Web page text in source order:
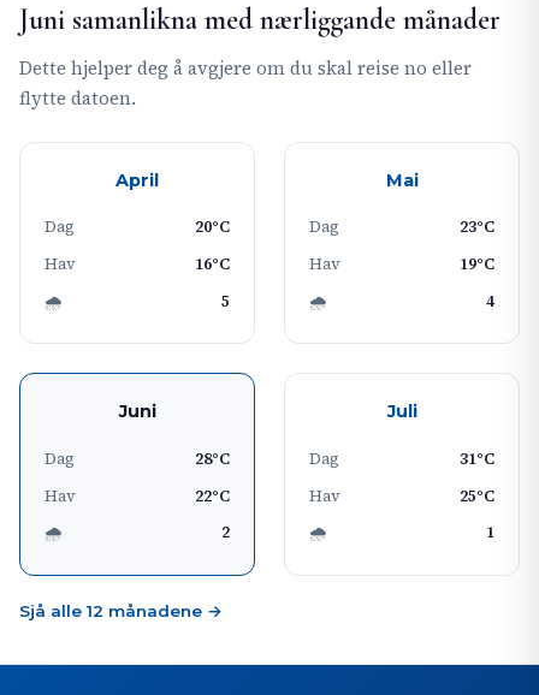
Juni samanlikna med nærliggande månader
Dette hjelper deg å avgjere om du skal reise no eller
flytte datoen.
April
Dag
20°C
Hav
16°C
🌧
5
Mai
Dag
23°C
Hav
19°C
🌧
4
Juni
Dag
28°C
Hav
22°C
🌧
2
Juli
Dag
31°C
Hav
25°C
🌧
1
Sjå alle 12 månadene →